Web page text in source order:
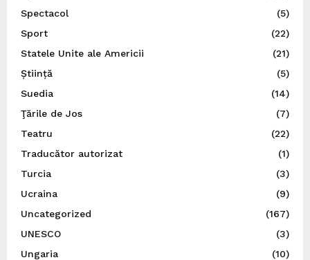
Spectacol
(5)
Sport
(22)
Statele Unite ale Americii
(21)
Știință
(5)
Suedia
(14)
Ţările de Jos
(7)
Teatru
(22)
Traducător autorizat
(1)
Turcia
(3)
Ucraina
(9)
Uncategorized
(167)
UNESCO
(3)
Ungaria
(10)